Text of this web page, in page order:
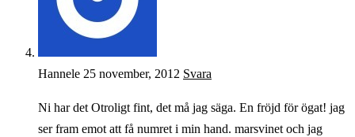
Hannele 25 november, 2012 Svara
Ni har det Otroligt fint, det må jag säga. En fröjd för ögat! jag
ser fram emot att få numret i min hand. marsvinet och jag